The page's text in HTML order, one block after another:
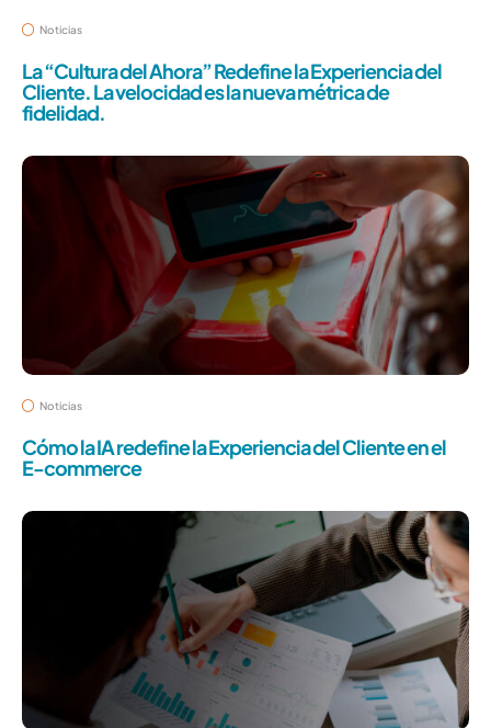
Noticias
La “Cultura del Ahora” Redefine la Experiencia del
Cliente. La velocidad es la nueva métrica de
fidelidad.
Noticias
Cómo la IA redefine la Experiencia del Cliente en el
E-commerce